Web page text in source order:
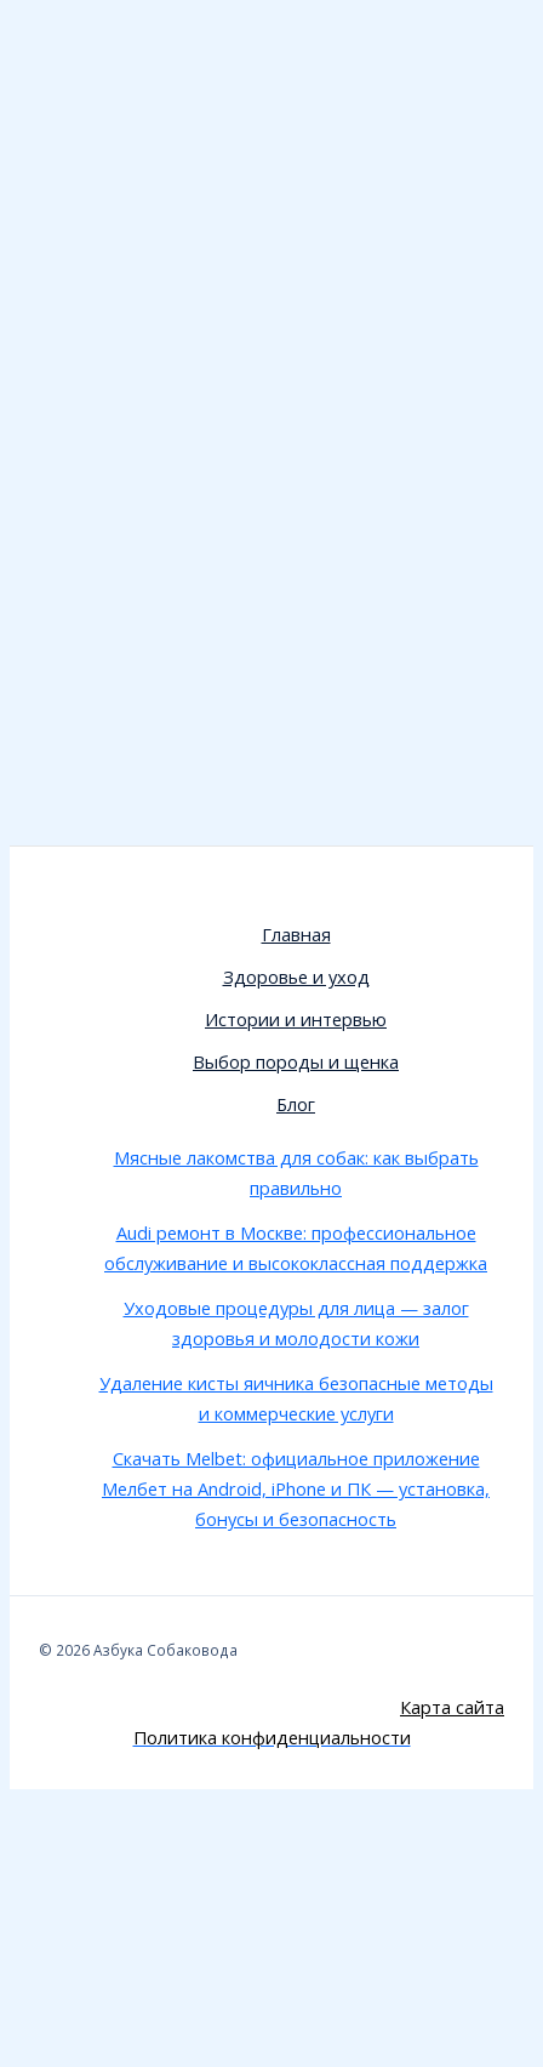
Главная
Здоровье и уход
Истории и интервью
Выбор породы и щенка
Блог
Мясные лакомства для собак: как выбрать
правильно
Audi ремонт в Москве: профессиональное
обслуживание и высококлассная поддержка
Уходовые процедуры для лица — залог
здоровья и молодости кожи
Удаление кисты яичника безопасные методы
и коммерческие услуги
Скачать Melbet: официальное приложение
Мелбет на Android, iPhone и ПК — установка,
бонусы и безопасность
© 2026 Азбука Собаковода
Карта сайта
Политика конфиденциальности